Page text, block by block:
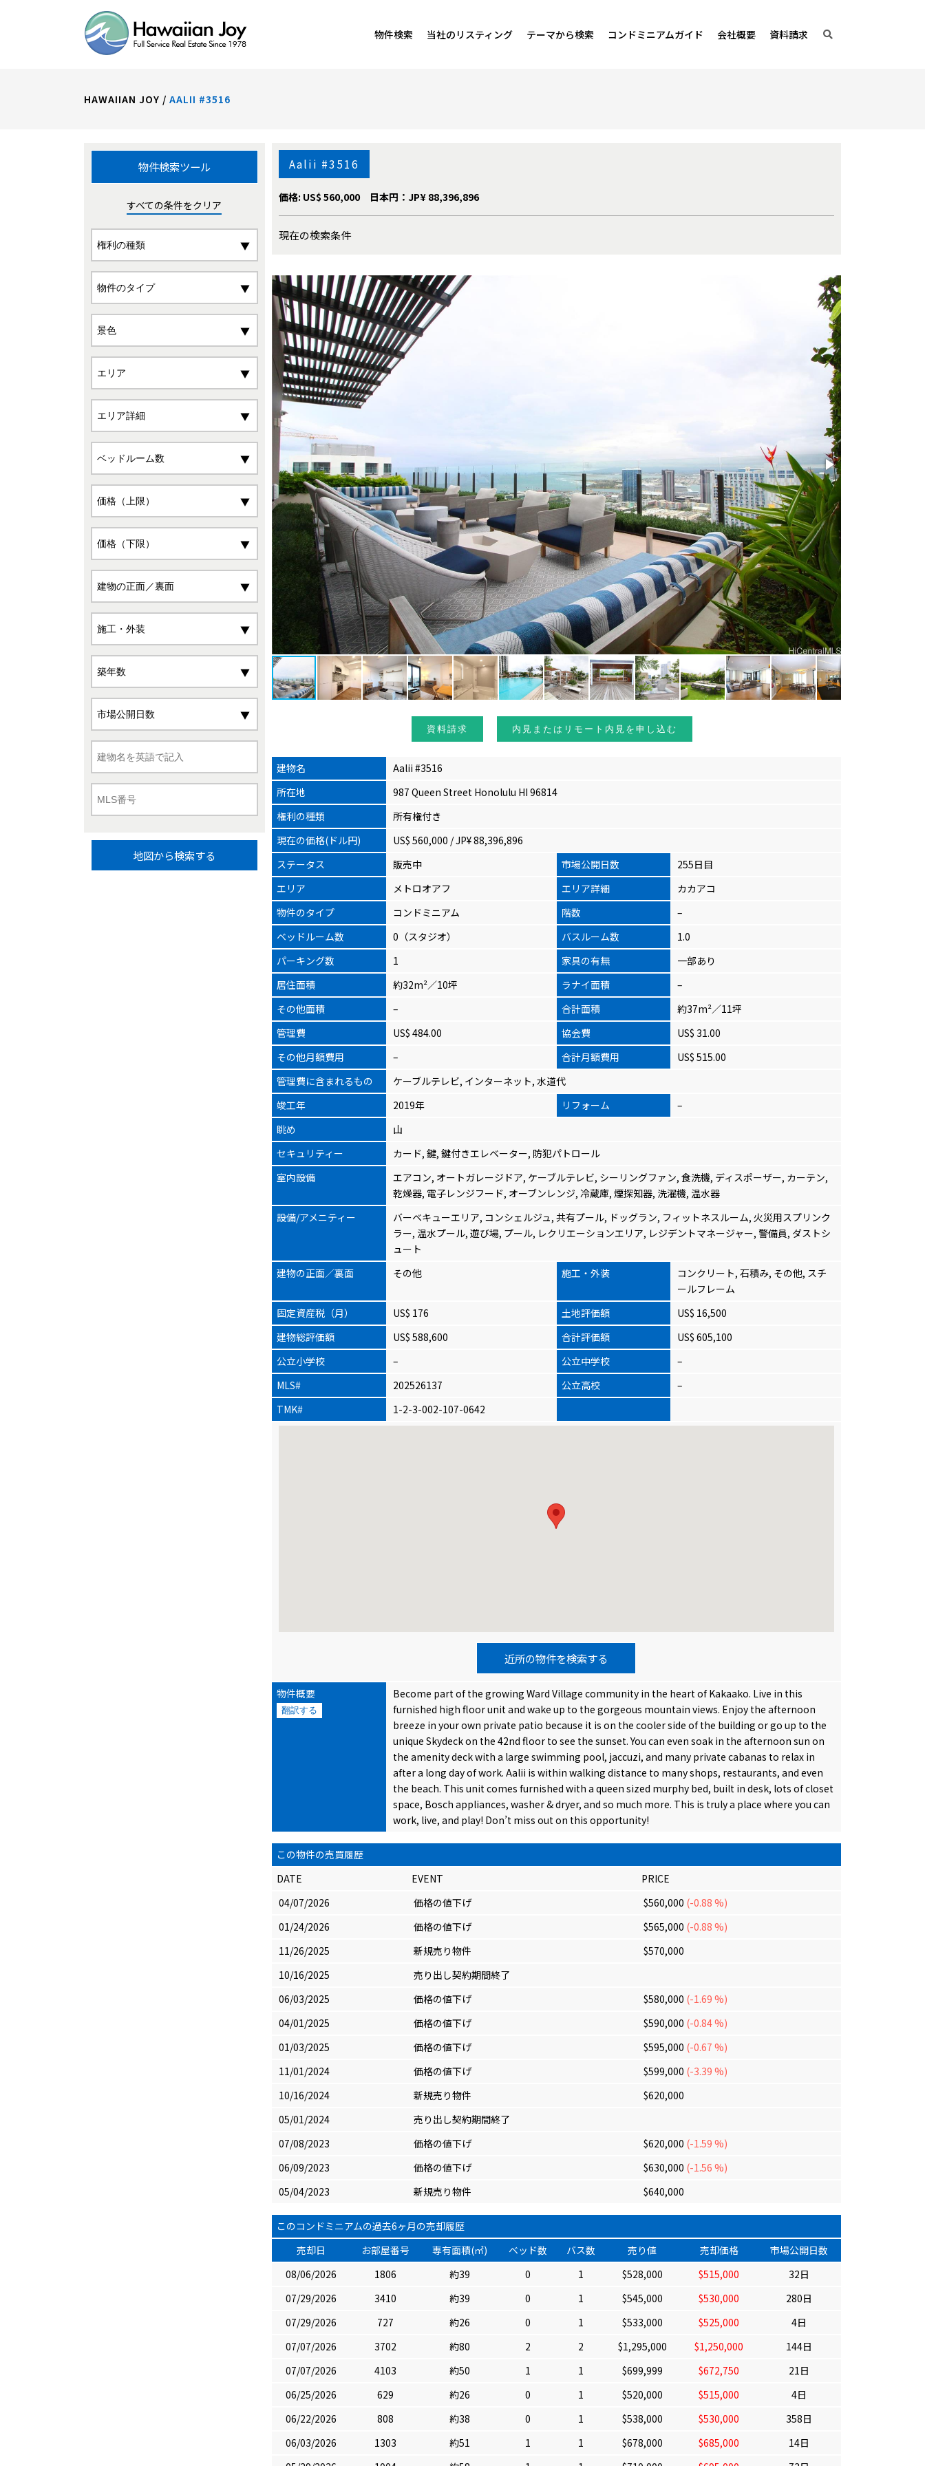
物件検索 当社のリスティング テーマから検索 コンドミニアムガイド 会社概要 資料請求
HAWAIIAN JOY / AALII #3516
物件検索ツール
すべての条件をクリア
地図から検索する
Aalii #3516
価格: US$ 560,000 日本円：JP¥ 88,396,896
現在の検索条件
資料請求 内見またはリモート内見を申し込む
建物名
Aalii #3516
所在地
987 Queen Street Honolulu HI 96814
権利の種類
所有権付き
現在の価格(ドル円)
US$ 560,000 / JP¥ 88,396,896
ステータス
販売中 市場公開日数
255日目
エリア
メトロオアフ エリア詳細
カカアコ
物件のタイプ
コンドミニアム 階数
–
ベッドルーム数
0（スタジオ） バスルーム数
1.0
パーキング数
1 家具の有無
一部あり
居住面積
約32m²／10坪 ラナイ面積
–
その他面積
– 合計面積
約37m²／11坪
管理費
US$ 484.00 協会費
US$ 31.00
その他月額費用
– 合計月額費用
US$ 515.00
管理費に含まれるもの
ケーブルテレビ, インターネット, 水道代
竣工年
2019年 リフォーム
–
眺め
山
セキュリティー
カード, 鍵, 鍵付きエレベーター, 防犯パトロール
室内設備
エアコン, オートガレージドア, ケーブルテレビ, シーリングファン, 食洗機, ディスポーザー, カーテン,
乾燥器, 電子レンジフード, オーブンレンジ, 冷蔵庫, 煙探知器, 洗濯機, 温水器
設備/アメニティー
バーベキューエリア, コンシェルジュ, 共有プール, ドッグラン, フィットネスルーム, 火災用スプリンク
ラー, 温水プール, 遊び場, プール, レクリエーションエリア, レジデントマネージャー, 警備員, ダストシ
ュート
建物の正面／裏面
その他 施工・外装
コンクリート, 石積み, その他, スチ
ールフレーム
固定資産税（月）
US$ 176 土地評価額
US$ 16,500
建物総評価額
US$ 588,600 合計評価額
US$ 605,100
公立小学校
– 公立中学校
–
MLS#
202526137 公立高校
–
TMK#
1-2-3-002-107-0642
近所の物件を検索する
物件概要
翻訳する
Become part of the growing Ward Village community in the heart of Kakaako. Live in this
furnished high floor unit and wake up to the gorgeous mountain views. Enjoy the afternoon
breeze in your own private patio because it is on the cooler side of the building or go up to the
unique Skydeck on the 42nd floor to see the sunset. You can even soak in the afternoon sun on
the amenity deck with a large swimming pool, jaccuzi, and many private cabanas to relax in
after a long day of work. Aalii is within walking distance to many shops, restaurants, and even
the beach. This unit comes furnished with a queen sized murphy bed, built in desk, lots of closet
space, Bosch appliances, washer & dryer, and so much more. This is truly a place where you can
work, live, and play! Don’t miss out on this opportunity!
この物件の売買履歴
DATE
EVENT
PRICE
04/07/2026
価格の値下げ $560,000 (-0.88 %)
01/24/2026
価格の値下げ $565,000 (-0.88 %)
11/26/2025
新規売り物件
$570,000
10/16/2025
売り出し契約期間終了
06/03/2025
価格の値下げ $580,000 (-1.69 %)
04/01/2025
価格の値下げ $590,000 (-0.84 %)
01/03/2025
価格の値下げ $595,000 (-0.67 %)
11/01/2024
価格の値下げ $599,000 (-3.39 %)
10/16/2024
新規売り物件
$620,000
05/01/2024
売り出し契約期間終了
07/08/2023
価格の値下げ $620,000 (-1.59 %)
06/09/2023
価格の値下げ $630,000 (-1.56 %)
05/04/2023
新規売り物件 $640,000
このコンドミニアムの過去6ヶ月の売却履歴
売却日
お部屋番号 専有面積(㎡) ベッド数 バス数 売り値 売却価格
市場公開日数
08/06/2026
1806 約39 0 1 $528,000 $515,000
32日
07/29/2026
3410 約39 0 1 $545,000 $530,000
280日
07/29/2026
727 約26 0 1 $533,000 $525,000
4日
07/07/2026
3702 約80 2 2 $1,295,000 $1,250,000
144日
07/07/2026
4103 約50 1 1 $699,999 $672,750
21日
06/25/2026
629 約26 0 1 $520,000 $515,000
4日
06/22/2026
808 約38 0 1 $538,000 $530,000
358日
06/03/2026
1303 約51 1 1 $678,000 $685,000
14日